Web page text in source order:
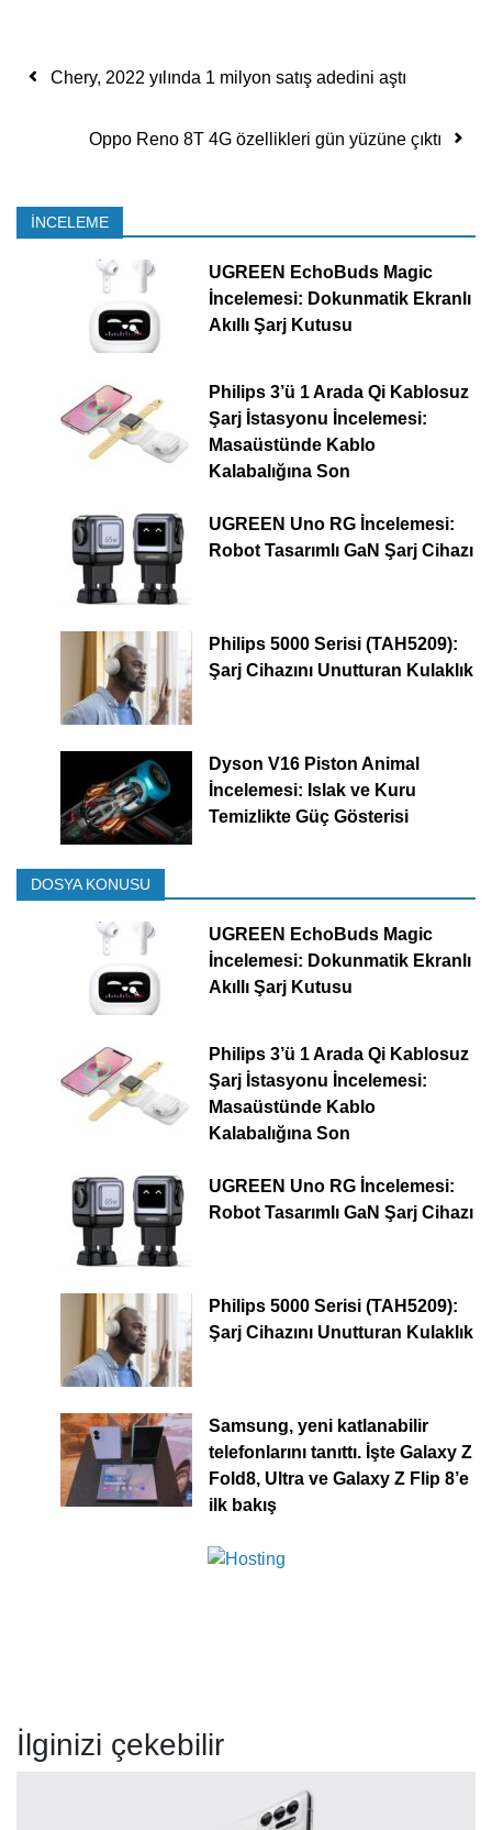
Yazı dolaşımı
Chery, 2022 yılında 1 milyon satış adedini aştı
Oppo Reno 8T 4G özellikleri gün yüzüne çıktı
İNCELEME
UGREEN EchoBuds Magic
İncelemesi: Dokunmatik Ekranlı
Akıllı Şarj Kutusu
Philips 3’ü 1 Arada Qi Kablosuz
Şarj İstasyonu İncelemesi:
Masaüstünde Kablo
Kalabalığına Son
UGREEN Uno RG İncelemesi:
Robot Tasarımlı GaN Şarj Cihazı
Philips 5000 Serisi (TAH5209):
Şarj Cihazını Unutturan Kulaklık
Dyson V16 Piston Animal
İncelemesi: Islak ve Kuru
Temizlikte Güç Gösterisi
DOSYA KONUSU
UGREEN EchoBuds Magic
İncelemesi: Dokunmatik Ekranlı
Akıllı Şarj Kutusu
Philips 3’ü 1 Arada Qi Kablosuz
Şarj İstasyonu İncelemesi:
Masaüstünde Kablo
Kalabalığına Son
UGREEN Uno RG İncelemesi:
Robot Tasarımlı GaN Şarj Cihazı
Philips 5000 Serisi (TAH5209):
Şarj Cihazını Unutturan Kulaklık
Samsung, yeni katlanabilir
telefonlarını tanıttı. İşte Galaxy Z
Fold8, Ultra ve Galaxy Z Flip 8’e
ilk bakış
İlginizi çekebilir